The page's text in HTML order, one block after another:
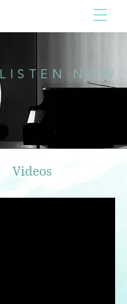
LISTEN NOW
Videos